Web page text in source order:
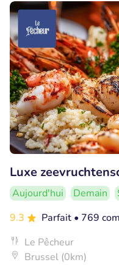
Luxe
Aujourd'hui Demain
9.3
Parfait • 769
Le Pêcheur
Brussel (0km)